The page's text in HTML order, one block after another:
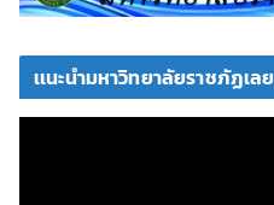
เเนะนำมหาวิทยาลัยราชภัฏเลย